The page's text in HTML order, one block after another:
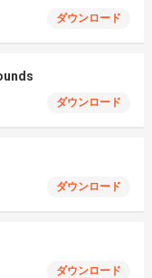
ダウンロード
ダウンロード
ダウンロード
ダウンロード